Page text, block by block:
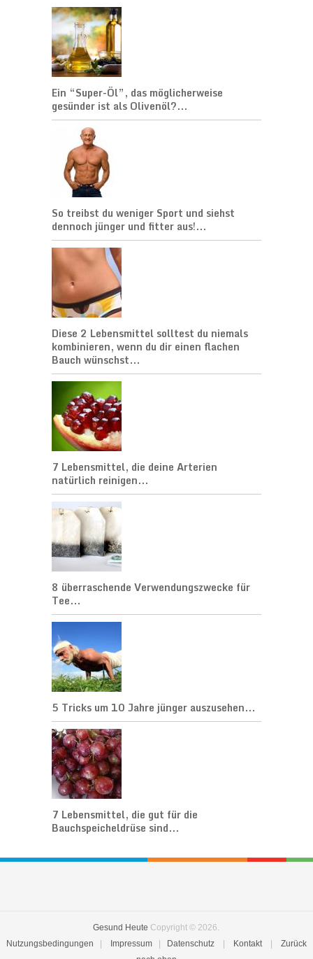
Ein “Super-Öl”, das möglicherweise
gesünder ist als Olivenöl?...
So treibst du weniger Sport und siehst
dennoch jünger und fitter aus!...
Diese 2 Lebensmittel solltest du niemals
kombinieren, wenn du dir einen flachen
Bauch wünschst...
7 Lebensmittel, die deine Arterien
natürlich reinigen...
8 überraschende Verwendungszwecke für
Tee...
5 Tricks um 10 Jahre jünger auszusehen...
7 Lebensmittel, die gut für die
Bauchspeicheldrüse sind...
Gesund Heute Copyright © 2026.
Nutzungsbedingungen | Impressum| Datenschutz| Kontakt| Zurück